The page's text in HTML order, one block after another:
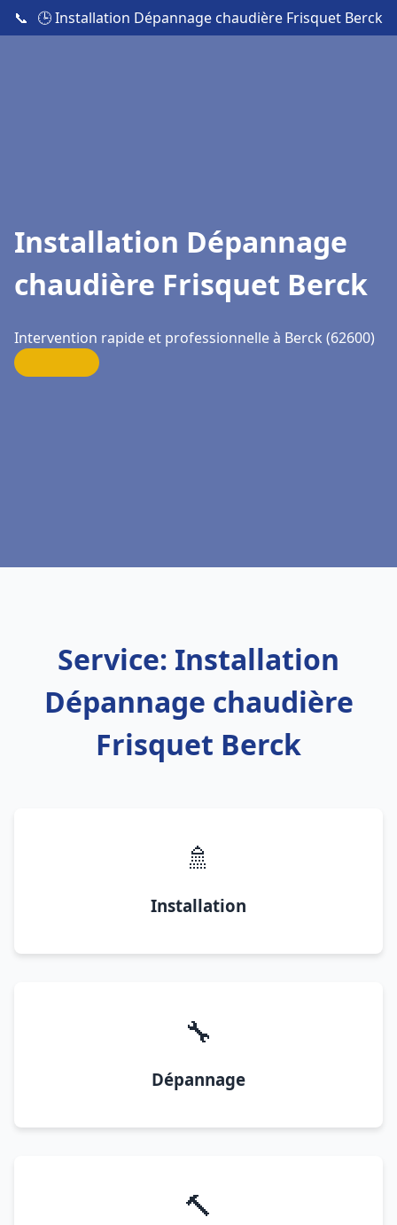
📞 🕒 Installation Dépannage chaudière Frisquet Berck
Installation Dépannage
chaudière Frisquet Berck
Intervention rapide et professionnelle à Berck (62600)
Service: Installation
Dépannage chaudière
Frisquet Berck
🚿
Installation
🔧
Dépannage
🔨